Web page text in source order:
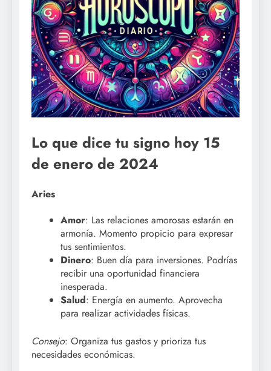
Lo que dice tu signo hoy 15
de enero de 2024
Aries
Amor: Las relaciones amorosas estarán en
armonía. Momento propicio para expresar
tus sentimientos.
Dinero: Buen día para inversiones. Podrías
recibir una oportunidad financiera
inesperada.
Salud: Energía en aumento. Aprovecha
para realizar actividades físicas.
Consejo: Organiza tus gastos y prioriza tus
necesidades económicas.